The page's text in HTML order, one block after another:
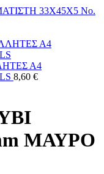
33Χ45Χ5 No.
Α4
8,60 €
ΜΑΥΡΟ